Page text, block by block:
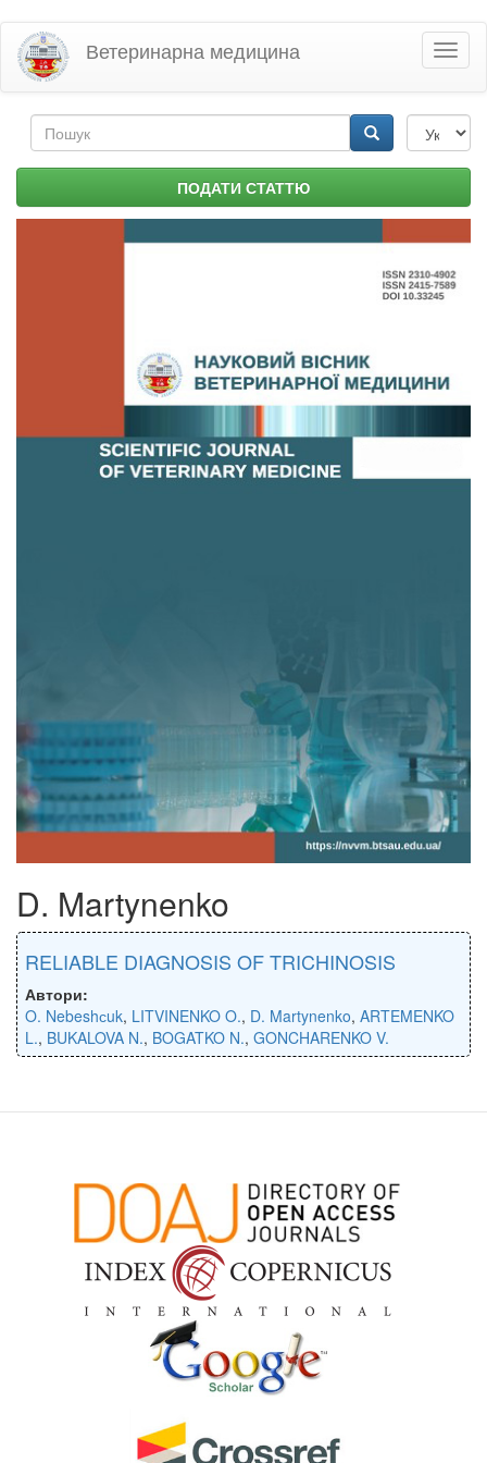
Перейти
основного
матеріалу
Ветеринарна медицина
Пошукова
форма ПОДАТИ СТАТТЮ
D. Martynenko
RELIABLE DIAGNOSIS OF TRICHINOSIS
Автори:
O. Nebeshсuk, LITVINENKO O., D. Martynenko, ARTEMENKO
L., BUKALOVA N., BOGATKO N., GONCHARENKO V.